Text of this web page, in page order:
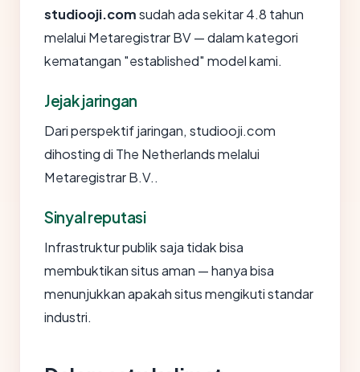
studiooji.comsudah ada sekitar 4.8 tahun
melalui Metaregistrar BV — dalam kategori
kematangan "established" model kami.
Jejak jaringan
Dari perspektif jaringan, studiooji.com
dihosting di The Netherlands melalui
Metaregistrar B.V..
Sinyal reputasi
Infrastruktur publik saja tidak bisa
membuktikan situs aman — hanya bisa
menunjukkan apakah situs mengikuti standar
industri.